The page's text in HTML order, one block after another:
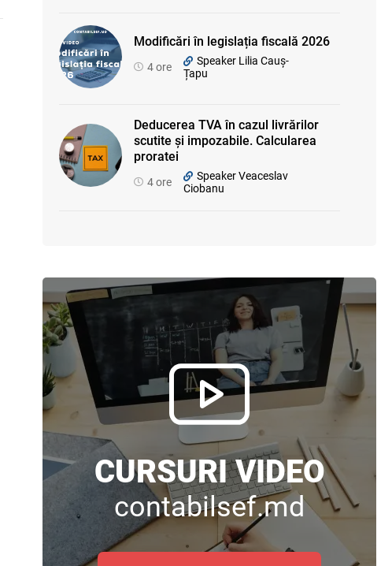
Modificări în legislația fiscală 2026
4 ore
Speaker Lilia Cauș-
Țapu
Deducerea TVA în cazul livrărilor
scutite și impozabile. Calcularea
proratei
4 ore
Speaker Veaceslav
Ciobanu
CURSURI VIDEO
contabilsef.md